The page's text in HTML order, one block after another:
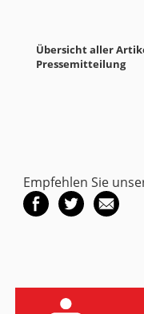
Übersicht aller
Pressemitteilung
Empfehlen Sie